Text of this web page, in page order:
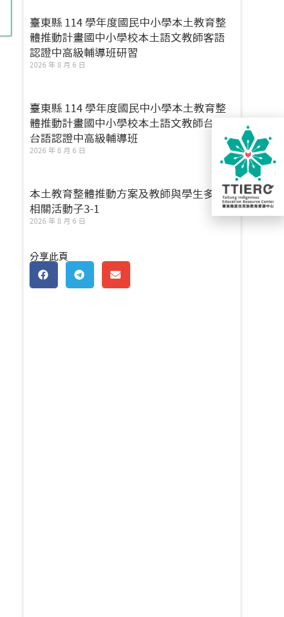
臺東縣 114 學年度國民中小學本土教育整
體推動計畫國中小學校本土語文教師客語
認證中高級輔導班研習
2026 年 8 月 6 日
臺東縣 114 學年度國民中小學本土教育整
體推動計畫國中小學校本土語文教師台灣
台語認證中高級輔導班
2026 年 8 月 6 日
本土教育整體推動方案及教師與學生多元
相關活動子3-1
2026 年 8 月 6 日
分享此頁